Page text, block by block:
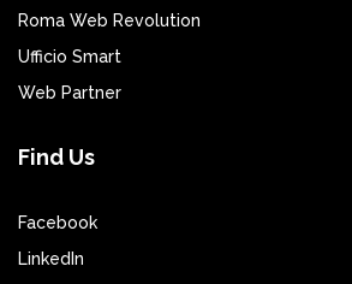
Roma Web Revolution
Ufficio Smart
Web Partner
Find Us
Facebook
LinkedIn